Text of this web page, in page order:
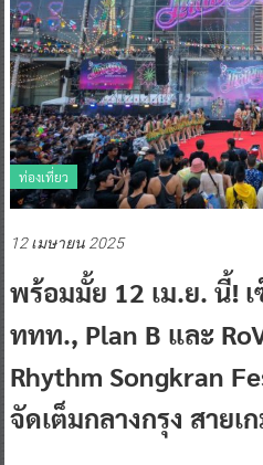
ท่องเที่ยว
12 เมษายน 2025
พร้อมมั้ย 12 เม.ย. นี้!
ททท., Plan B และ
Rhythm Songkran
จัดเต็มกลางกรุง สาย